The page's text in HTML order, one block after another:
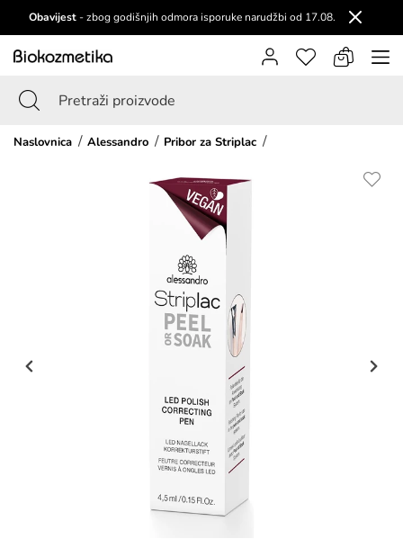
Obavijest - zbog godišnjih odmora isporuke narudžbi od 17.08.
Naslovnica Alessandro Pribor za Striplac